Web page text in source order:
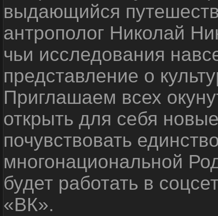
выдающийся
антрополог Николай
чьи исследования
представление о
Приглашаем всех
открыть для себя
почувствовать
многонациональной
будет работать в
«ВК».